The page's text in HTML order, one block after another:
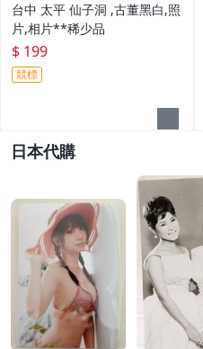
台中 太平 仙子洞 ,古董黑白,照
片,相片**稀少品
$ 199
競標
日本代購